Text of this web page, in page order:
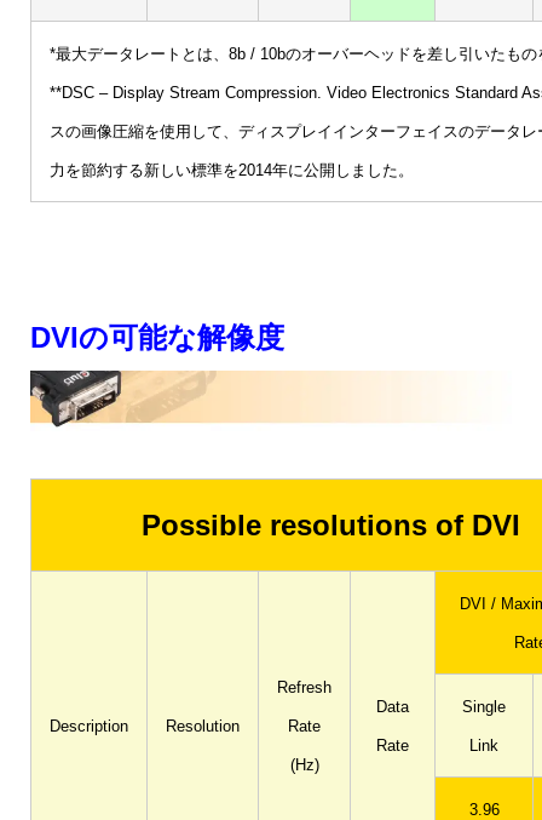
*最大データレートとは、8b / 10bのオーバーヘッドを差し引いたも
**DSC – Display Stream Compression. Video Electronics Standard
スの画像圧縮を使用して、ディスプレイインターフェイスのデータ
力を節約する新しい標準を2014年に公開しました。
DVIの可能な解像度
Possible resolutions of DVI
Description Resolution
Refresh
Rate
(Hz)
Data
Rate
DVI /
Single
Link
3.96